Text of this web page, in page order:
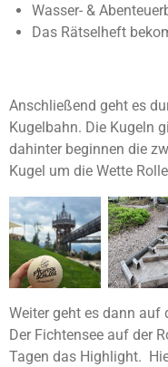
Wasser- &
Das Rätselheft
Anschließend geht es
Kugelbahn. Die Kugeln
dahinter beginnen die
Kugel um die Wette
Weiter geht es dann auf
Der Fichtensee auf der
Tagen das Highlight.